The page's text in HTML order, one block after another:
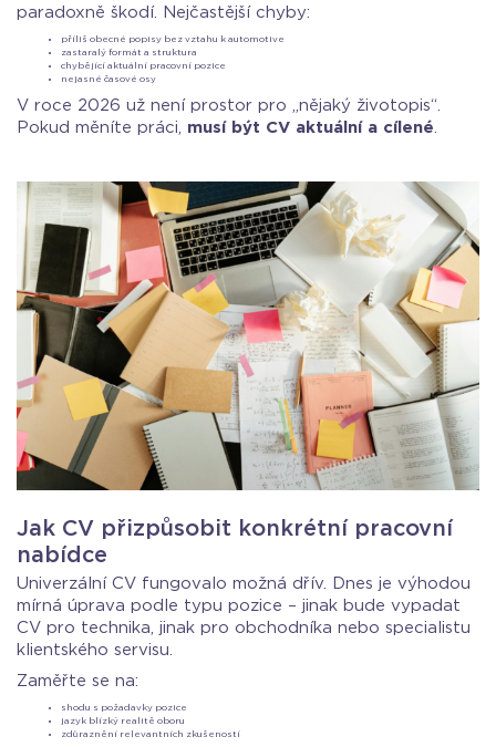
paradoxně škodí. Nejčastější chyby:
příliš obecné popisy bez vztahu k automotive
zastaralý formát a struktura
chybějící aktuální pracovní pozice
nejasné časové osy
V roce 2026 už není prostor pro „nějaký životopis“.
Pokud měníte práci, musí být CV aktuální a cílené.
Jak CV přizpůsobit konkrétní pracovní
nabídce
Univerzální CV fungovalo možná dřív. Dnes je výhodou
mírná úprava podle typu pozice – jinak bude vypadat
CV pro technika, jinak pro obchodníka nebo specialistu
klientského servisu.
Zaměřte se na:
shodu s požadavky pozice
jazyk blízký realitě oboru
zdůraznění relevantních zkušeností